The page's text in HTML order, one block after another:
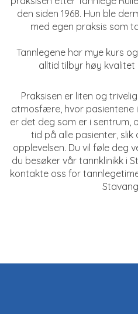
den siden 1968. Hun ble
med egen praksis som
Tannlegene har mye kurs
alltid tilbyr høy kvalitet
Praksisen er liten og
atmosfære, hvor pasientene
er det deg som er i sentrum,
tid på alle pasienter,
opplevelsen. Du vil føle deg
du besøker vår tannklinikk i
kontakte oss for